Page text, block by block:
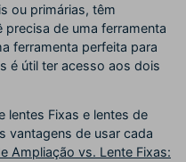
ou primárias, têm
de uma ferramenta
ferramenta perfeita para
é útil ter acesso aos dois
lentes Fixas e lentes de
vantagens de usar cada
Ampliação vs. Lente Fixas: